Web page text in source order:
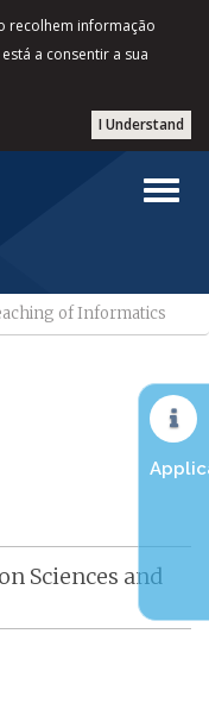
recolhem informação
a consentir a sua
I Understand
of Informatics
Sciences and